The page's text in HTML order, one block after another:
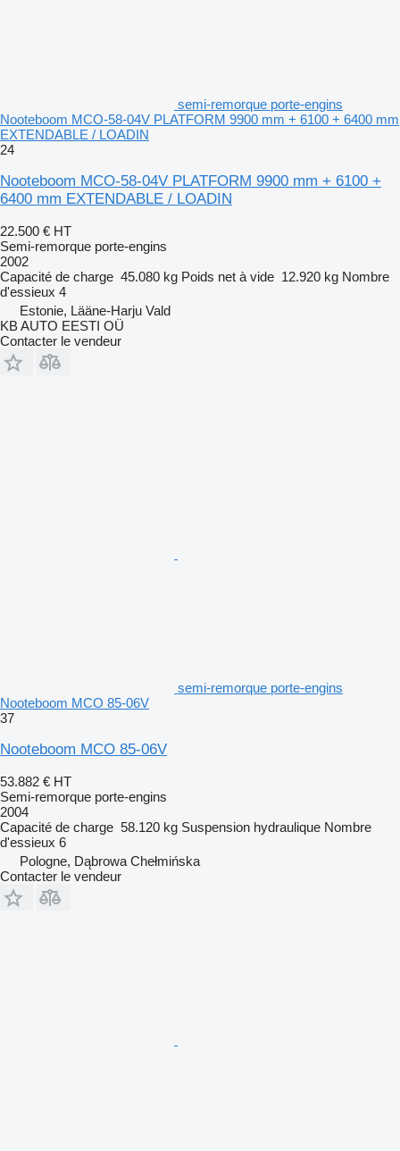
semi-remorque porte-engins
Nooteboom MCO-58-04V PLATFORM 9900 mm + 6100 + 6400 mm
EXTENDABLE / LOADIN
24
Nooteboom MCO-58-04V PLATFORM 9900 mm + 6100 +
6400 mm EXTENDABLE / LOADIN
22.500 € HT
Semi-remorque porte-engins
2002
Capacité de charge 45.080 kg Poids net à vide 12.920 kg Nombre
d'essieux 4
Estonie, Lääne-Harju Vald
KB AUTO EESTI OÜ
Contacter le vendeur
semi-remorque porte-engins
Nooteboom MCO 85-06V
37
Nooteboom MCO 85-06V
53.882 € HT
Semi-remorque porte-engins
2004
Capacité de charge 58.120 kg Suspension hydraulique Nombre
d'essieux 6
Pologne, Dąbrowa Chełmińska
Contacter le vendeur